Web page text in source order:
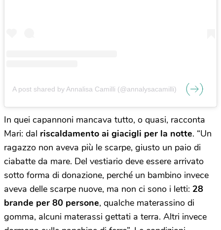
A post shared by Annalisa Camilli (@annalysacamilli)
In quei capannoni mancava tutto, o quasi, racconta
Mari: dal riscaldamento ai giacigli per la notte. “Un
ragazzo non aveva più le scarpe, giusto un paio di
ciabatte da mare. Del vestiario deve essere arrivato
sotto forma di donazione, perché un bambino invece
aveva delle scarpe nuove, ma non ci sono i letti: 28
brande per 80 persone, qualche materassino di
gomma, alcuni materassi gettati a terra. Altri invece